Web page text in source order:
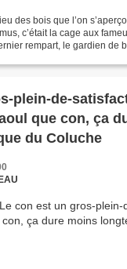
des bois que l’on
c’était la cage aux
rempart, le gardien de
plein-de-
que con, ça
du Coluche